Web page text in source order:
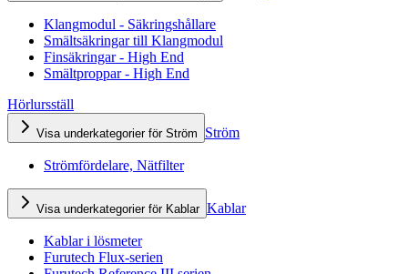
Klangmodul - Säkringshållare
Smältsäkringar till Klangmodul
Finsäkringar - High End
Smältproppar - High End
Hörlursställ
Visa underkategorier för Ström Ström
Strömfördelare, Nätfilter
Visa underkategorier för Kablar Kablar
Kablar i lösmeter
Furutech Flux-serien